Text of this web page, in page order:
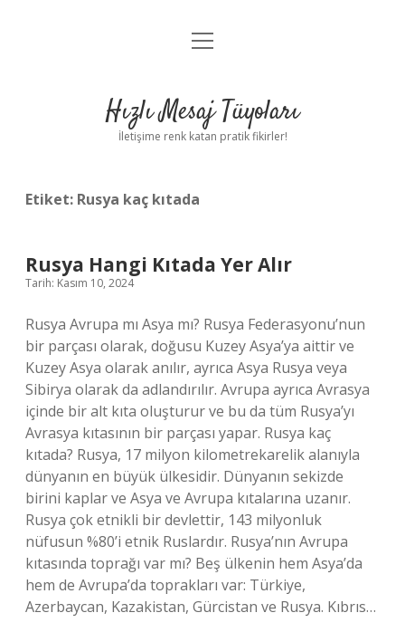
Anasayfa
Yasal Uyarı
menüyü
Hızlı Mesaj Tüyoları
İletişime renk katan pratik fikirler!
Etiket: Rusya kaç kıtada
Rusya Hangi Kıtada Yer Alır
Tarih: Kasım 10, 2024
Rusya Avrupa mı Asya mı? Rusya Federasyonu’nun
bir parçası olarak, doğusu Kuzey Asya’ya aittir ve
Kuzey Asya olarak anılır, ayrıca Asya Rusya veya
Sibirya olarak da adlandırılır. Avrupa ayrıca Avrasya
içinde bir alt kıta oluşturur ve bu da tüm Rusya’yı
Avrasya kıtasının bir parçası yapar. Rusya kaç
kıtada? Rusya, 17 milyon kilometrekarelik alanıyla
dünyanın en büyük ülkesidir. Dünyanın sekizde
birini kaplar ve Asya ve Avrupa kıtalarına uzanır.
Rusya çok etnikli bir devlettir, 143 milyonluk
nüfusun %80’i etnik Ruslardır. Rusya’nın Avrupa
kıtasında toprağı var mı? Beş ülkenin hem Asya’da
hem de Avrupa’da toprakları var: Türkiye,
Azerbaycan, Kazakistan, Gürcistan ve Rusya. Kıbrıs…